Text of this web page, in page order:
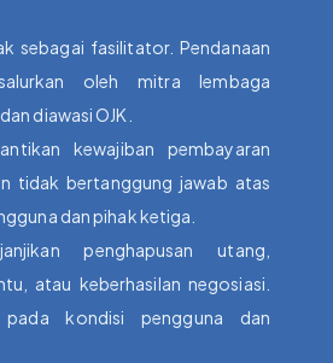
sebagai fasilitator. Pendanaan
oleh mitra lembaga
diawasi OJK.
kewajiban pembayaran
tidak bertanggung jawab atas
dan pihak ketiga.
penghapusan utang,
atau keberhasilan negosiasi.
pada kondisi pengguna dan